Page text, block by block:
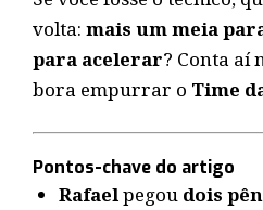
volta: mais um meia
para acelerar? Conta aí
bora empurrar o Time
Pontos-chave do artigo
Rafaelpegou dois